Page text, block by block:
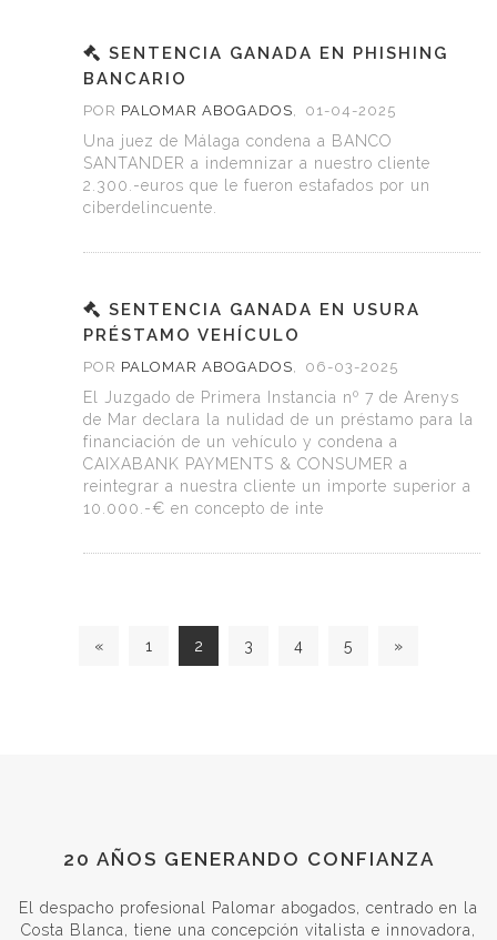
SENTENCIA GANADA EN PHISHING
BANCARIO
POR PALOMAR ABOGADOS, 01-04-2025
Una juez de Málaga condena a BANCO
SANTANDER a indemnizar a nuestro cliente
2.300.-euros que le fueron estafados por un
ciberdelincuente.
SENTENCIA GANADA EN USURA
PRÉSTAMO VEHÍCULO
POR PALOMAR ABOGADOS, 06-03-2025
El Juzgado de Primera Instancia nº 7 de Arenys
de Mar declara la nulidad de un préstamo para la
financiación de un vehículo y condena a
CAIXABANK PAYMENTS & CONSUMER a
reintegrar a nuestra cliente un importe superior a
10.000.-€ en concepto de inte
« 1 2 3 4 5 »
20 AÑOS GENERANDO CONFIANZA
El despacho profesional Palomar abogados, centrado en la
Costa Blanca, tiene una concepción vitalista e innovadora,